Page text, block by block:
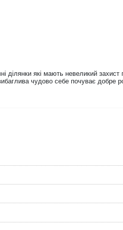
які мають невеликий захист
чудово себе почуває добре